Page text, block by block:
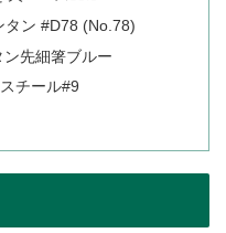
タン #D78 (No.78)
先細箸ブルー
チール#9